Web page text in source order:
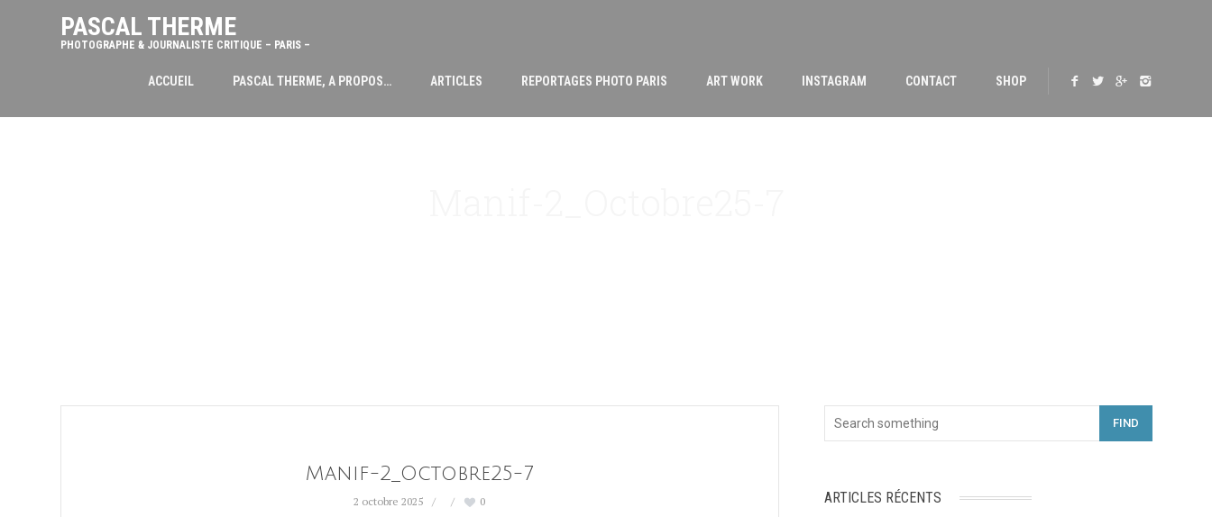
PASCAL THERME
PHOTOGRAPHE & JOURNALISTE CRITIQUE – PARIS –
ACCUEIL PASCAL THERME, A PROPOS… ARTICLES REPORTAGES PHOTO PARIS ART WORK INSTAGRAM CONTACT SHOP
Manif-2_Octobre25-7
2 octobre 2025 0
FIND
ARTICLES RÉCENTS